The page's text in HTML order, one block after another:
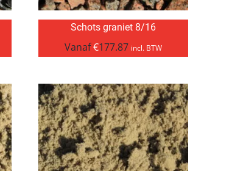
Schots graniet 8/16
Vanaf€177.87 incl. BTW